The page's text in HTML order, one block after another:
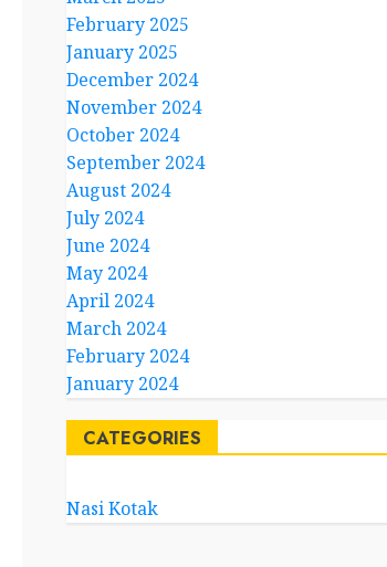
February 2025
January 2025
December 2024
November 2024
October 2024
September 2024
August 2024
July 2024
June 2024
May 2024
April 2024
March 2024
February 2024
January 2024
CATEGORIES
Nasi Kotak